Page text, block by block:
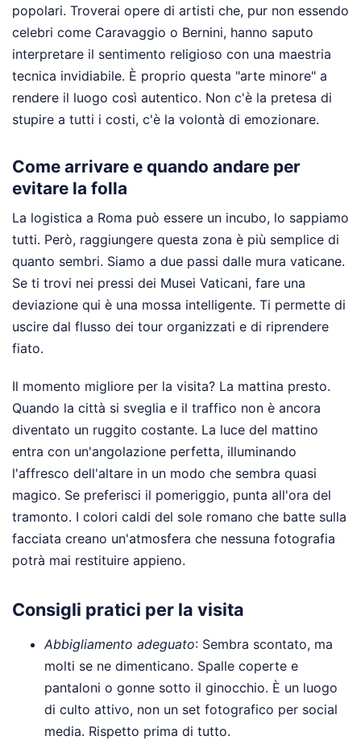
popolari. Troverai opere di artisti che, pur non essendo
celebri come Caravaggio o Bernini, hanno saputo
interpretare il sentimento religioso con una maestria
tecnica invidiabile. È proprio questa "arte minore" a
rendere il luogo così autentico. Non c'è la pretesa di
stupire a tutti i costi, c'è la volontà di emozionare.
Come arrivare e quando andare per
evitare la folla
La logistica a Roma può essere un incubo, lo sappiamo
tutti. Però, raggiungere questa zona è più semplice di
quanto sembri. Siamo a due passi dalle mura vaticane.
Se ti trovi nei pressi dei Musei Vaticani, fare una
deviazione qui è una mossa intelligente. Ti permette di
uscire dal flusso dei tour organizzati e di riprendere
fiato.
Il momento migliore per la visita? La mattina presto.
Quando la città si sveglia e il traffico non è ancora
diventato un ruggito costante. La luce del mattino
entra con un'angolazione perfetta, illuminando
l'affresco dell'altare in un modo che sembra quasi
magico. Se preferisci il pomeriggio, punta all'ora del
tramonto. I colori caldi del sole romano che batte sulla
facciata creano un'atmosfera che nessuna fotografia
potrà mai restituire appieno.
Consigli pratici per la visita
Abbigliamento adeguato: Sembra scontato, ma
molti se ne dimenticano. Spalle coperte e
pantaloni o gonne sotto il ginocchio. È un luogo
di culto attivo, non un set fotografico per social
media. Rispetto prima di tutto.